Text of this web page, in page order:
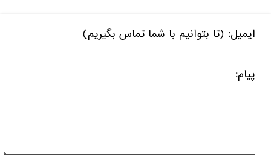
ایمیل: (تا بتوانیم با شما تماس بگیریم)
پیام: